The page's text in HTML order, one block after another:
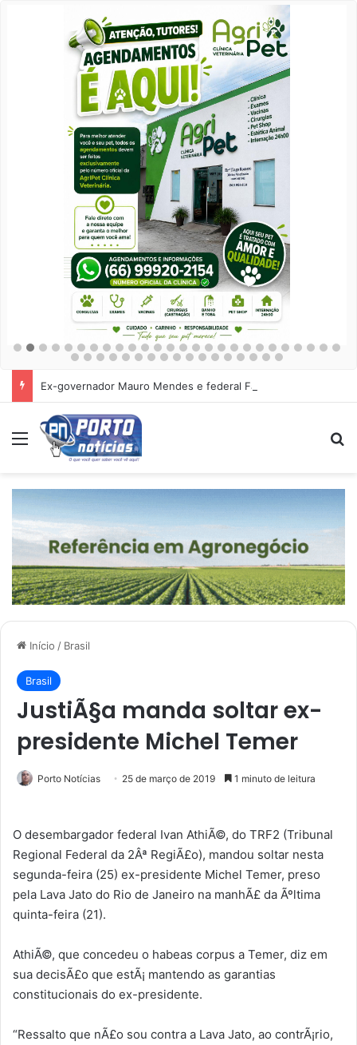
Menu
Início / Brasil
Brasil
JustiÃ§a manda soltar ex-
presidente Michel Temer
Porto Notícias 25 de março de 2019 1 minuto de leitura
O desembargador federal Ivan AthiÃ©, do TRF2 (Tribunal
Regional Federal da 2Âª RegiÃ£o), mandou soltar nesta
segunda-feira (25) ex-presidente Michel Temer, preso
pela Lava Jato do Rio de Janeiro na manhÃ£ da Ãºltima
quinta-feira (21).
AthiÃ©, que concedeu o habeas corpus a Temer, diz em
sua decisÃ£o que estÃ¡ mantendo as garantias
constitucionais do ex-presidente.
“Ressalto que nÃ£o sou contra a Lava Jato, ao contrÃ¡rio,